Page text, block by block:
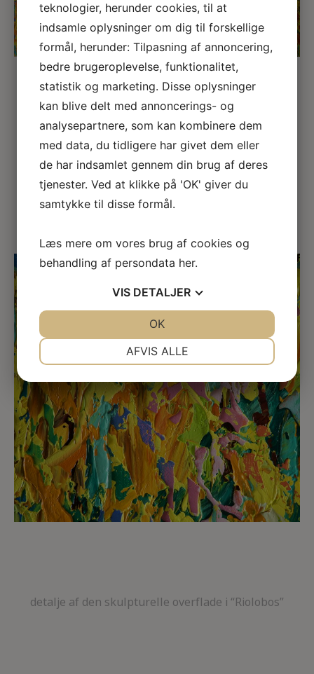
← →
Riolobos er navnet på en lille landsby i Extremadura.
Her dominerer de gule farver i de varme, varme
somre.
detalje af den skulpturelle overflade i “Riolobos”
teknologier, herunder cookies, til at
indsamle oplysninger om dig til forskellige
formål, herunder: Tilpasning af annoncering,
bedre brugeroplevelse, funktionalitet,
statistik og marketing. Disse oplysninger
kan blive delt med annoncerings- og
analysepartnere, som kan kombinere dem
med data, du tidligere har givet dem eller
de har indsamlet gennem din brug af deres
tjenester. Ved at klikke på 'OK' giver du
samtykke til disse formål.
Læs mere om vores brug af cookies og
behandling af persondata her.
VIS DETALJER
MARKETING STATISTIK
AFVIS ALLE
OK